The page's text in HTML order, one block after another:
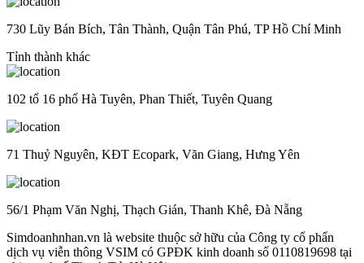
730 Lũy Bán Bích, Tân Thành, Quận Tân Phú, TP Hồ Chí Minh
Tỉnh thành khác
102 tổ 16 phố Hà Tuyên, Phan Thiết, Tuyên Quang
71 Thuỷ Nguyên, KĐT Ecopark, Văn Giang, Hưng Yên
56/1 Phạm Văn Nghị, Thạch Gián, Thanh Khê, Đà Nẵng
Simdoanhnhan.vn là website thuộc sở hữu của Công ty cổ phẩn
dịch vụ viễn thông VSIM có GPĐK kinh doanh số 0110819698 tại